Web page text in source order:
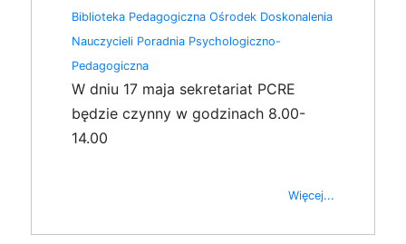
Biblioteka Pedagogiczna Ośrodek Doskonalenia
Nauczycieli Poradnia Psychologiczno-
Pedagogiczna
W dniu 17 maja sekretariat PCRE
będzie czynny w godzinach 8.00-
14.00
Więcej...